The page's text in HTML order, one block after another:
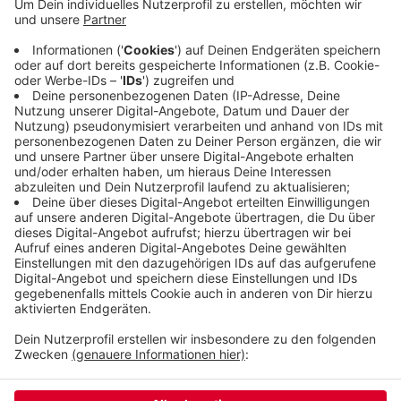
schon zur Kleiderkammer, um neue Kleidung
Vermieter einen guten Eindruck machen. Und eine
Immobilienfachfrau sucht nach passenden
Wohnungen und versucht schon im Vorfeld,
Vorurteile bei Vermietern abzubauen.
Veröffentlicht:Dienstag, 05.11.2019 16:11
Anzeige
Anzeige